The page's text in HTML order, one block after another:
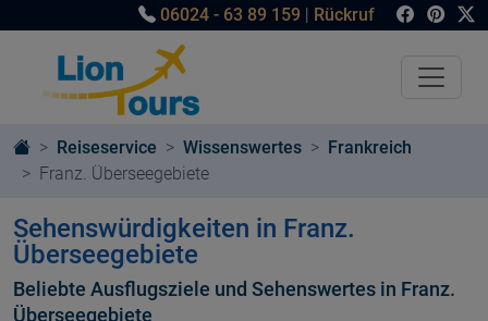
06024 - 63 89 159 | Rückruf
Reiseservice Wissenswertes
Frankreich
Franz. Überseegebiete
Sehenswürdigkeiten in Franz.
Überseegebiete
Beliebte Ausflugsziele und Sehenswertes in Franz.
Überseegebiete